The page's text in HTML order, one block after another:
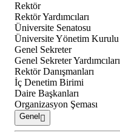
Rektör
Rektör Yardımcıları
Üniversite Senatosu
Üniversite Yönetim Kurulu
Genel Sekreter
Genel Sekreter Yardımcıları
Rektör Danışmanları
İç Denetim Birimi
Daire Başkanları
Organizasyon Şeması
Genel